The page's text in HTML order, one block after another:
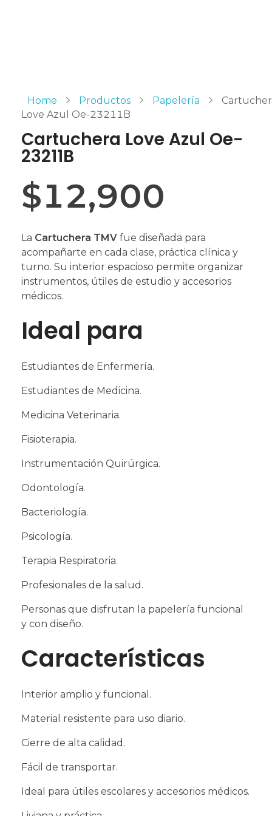
Home Productos Papelería
Love Azul Oe-23211B
Cartuchera Love Azul Oe-
23211B
$12,900
La Cartuchera TMV fue diseñada para
acompañarte en cada clase, práctica clínica y
turno. Su interior espacioso permite organizar
instrumentos, útiles de estudio y accesorios
médicos.
Ideal para
Estudiantes de Enfermería.
Estudiantes de Medicina.
Medicina Veterinaria.
Fisioterapia.
Instrumentación Quirúrgica.
Odontología.
Bacteriología.
Psicología.
Terapia Respiratoria.
Profesionales de la salud.
Personas que disfrutan la papelería funcional
y con diseño.
Características
Interior amplio y funcional.
Material resistente para uso diario.
Cierre de alta calidad.
Fácil de transportar.
Ideal para útiles escolares y accesorios médicos.